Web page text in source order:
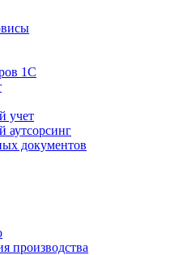
1С
учет
аутсорсинг
документов
производства